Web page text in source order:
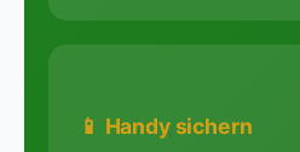
📱 Handy sichern